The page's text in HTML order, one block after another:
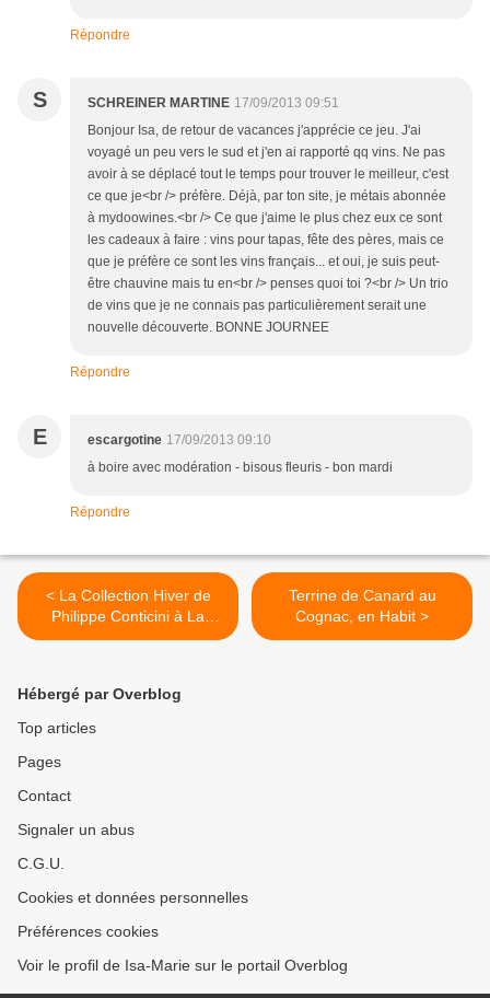
Répondre
S SCHREINER MARTINE 17/09/2013 09:51
Bonjour Isa, de retour de vacances j'apprécie ce jeu. J'ai
voyagé un peu vers le sud et j'en ai rapporté qq vins. Ne pas
avoir à se déplacé tout le temps pour trouver le meilleur, c'est
ce que je<br /> préfère. Déjà, par ton site, je métais abonnée
à mydoowines.<br /> Ce que j'aime le plus chez eux ce sont
les cadeaux à faire : vins pour tapas, fête des pères, mais ce
que je préfère ce sont les vins français... et oui, je suis peut-
être chauvine mais tu en<br /> penses quoi toi ?<br /> Un trio
de vins que je ne connais pas particulièrement serait une
nouvelle découverte. BONNE JOURNEE
Répondre
E escargotine 17/09/2013 09:10
à boire avec modération - bisous fleuris - bon mardi
Répondre
< La Collection Hiver de
Philippe Conticini à La
Pâtisserie des Rêves
Terrine de Canard au
Cognac, en Habit >
Hébergé par Overblog
Top articles
Pages
Contact
Signaler un abus
C.G.U.
Cookies et données personnelles
Préférences cookies
Voir le profil de Isa-Marie sur le portail Overblog